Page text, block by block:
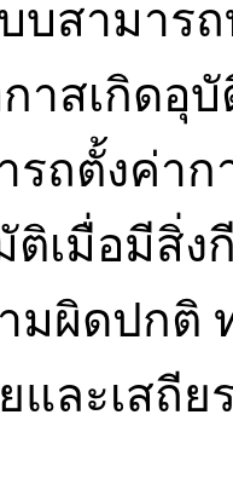
บสามาร
าสเกิดอุ
รถตั้งค่า
เมื่อมีสิ่ง
มผิดปกติ
ละเสถีย